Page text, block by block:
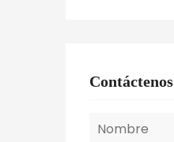
Contáctenos